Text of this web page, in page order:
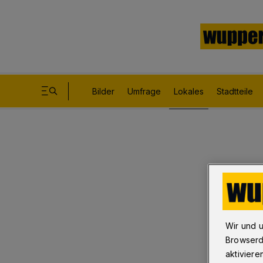
Bilder Umfrage Lokales Stadtteile
Wir und